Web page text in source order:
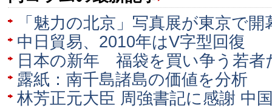
「魅力の北京」写真展が東京で開
中日貿易、2010年はV字型回復
日本の新年 福袋を買い争う若者
露紙：南千島諸島の価値を分析
林芳正元大臣 周強書記に感謝 中